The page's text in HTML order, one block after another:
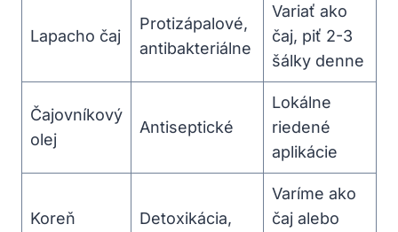
Lapacho čaj
Protizápalové,
antibakteriálne
Variať ako
čaj, piť 2-3​
šálky denne
Čajovníkový
olej
Antiseptické
Lokálne
riedené
aplikácie
Koreň
Detoxikácia,
Varíme ako
čaj alebo